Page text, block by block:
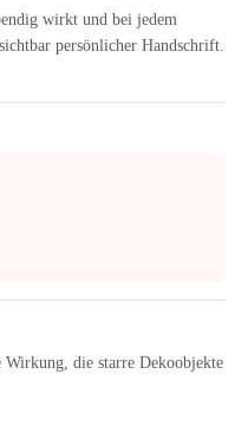
wirkt und bei jedem
persönlicher Handschrift.
die starre Dekoobjekte